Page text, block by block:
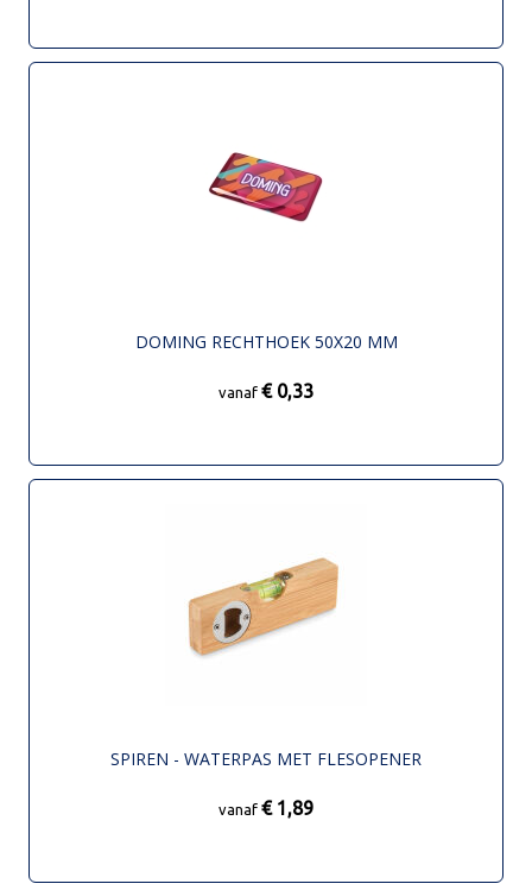
DOMING RECHTHOEK 50X20 MM
vanaf € 0,33
SPIREN - WATERPAS MET FLESOPENER
vanaf € 1,89